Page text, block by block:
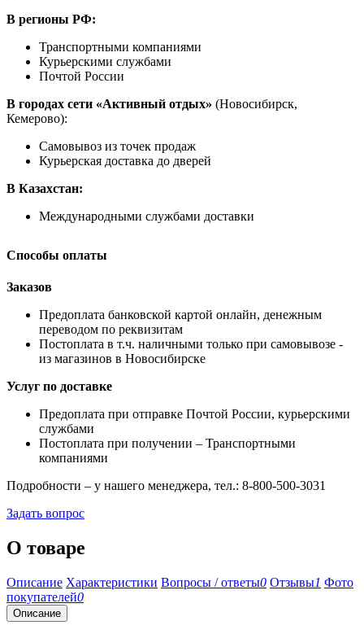
В регионы РФ:
Транспортными компаниями
Курьерскими службами
Почтой России
В городах сети «Активный отдых» (Новосибирск,
Кемерово):
Самовывоз из точек продаж
Курьерская доставка до дверей
В Казахстан:
Международными службами доставки
Способы оплаты
Заказов
Предоплата банковской картой онлайн, денежным
переводом по реквизитам
Постоплата в т.ч. наличными только при самовывозе -
из магазинов в Новосибирске
Услуг по доставке
Предоплата при отправке Почтой России, курьерскими
службами
Постоплата при получении – Транспортными
компаниями
Подробности – у нашего менеджера, тел.: 8-800-500-3031
Задать вопрос
О товаре
Описание Характеристики Вопросы / ответы0 Отзывы1 Фото
покупателей0
Описание